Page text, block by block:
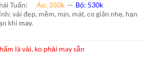
Tuấn: Áo: 350k-- Bộ: 530k
vải đẹp, mềm, mịn, mát, co giãn nhẹ, hạn
khi may.
là vải, ko phải may sẵn